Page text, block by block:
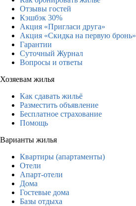
Отзывы гостей
Кэшбэк 30%
Акция «Пригласи друга»
Акция «Скидка на первую бронь»
Гарантии
Суточный Журнал
Вопросы и ответы
Хозяевам жилья
Как сдавать жильё
Разместить объявление
Бесплатное страхование
Помощь
Варианты жилья
Квартиры (апартаменты)
Отели
Апарт-отели
Дома
Гостевые дома
Базы отдыха